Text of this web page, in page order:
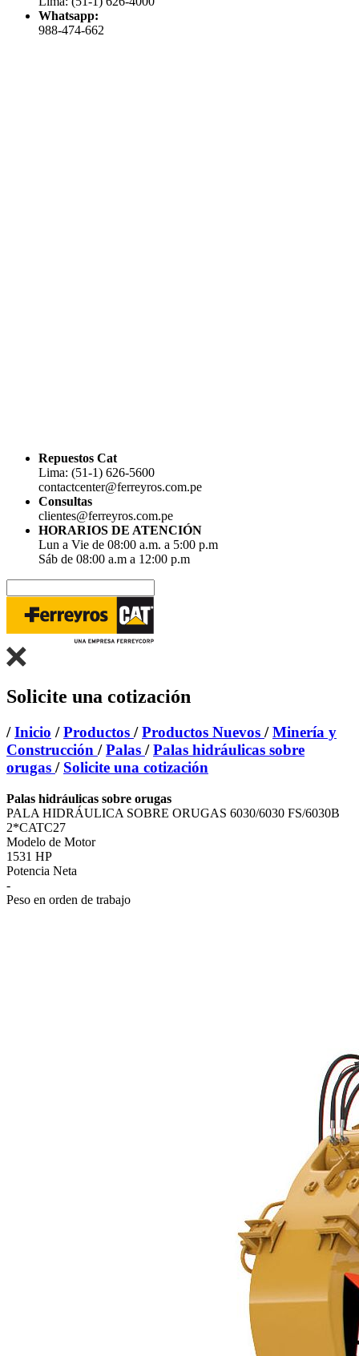
Whatsapp:
988-474-662
Repuestos Cat
Lima: (51-1) 626-5600
contactcenter@ferreyros.com.pe
Consultas
clientes@ferreyros.com.pe
HORARIOS DE ATENCIÓN
Lun a Vie de 08:00 a.m. a 5:00 p.m
Sáb de 08:00 a.m a 12:00 p.m
Solicite una cotización
/Inicio /Productos /Productos Nuevos /Minería y
Construcción /Palas /Palas hidráulicas sobre
orugas / Solicite una cotización
Palas hidráulicas sobre orugas
PALA HIDRÁULICA SOBRE ORUGAS 6030/6030 FS/6030B
2*CATC27
Modelo de Motor
1531 HP
Potencia Neta
-
Peso en orden de trabajo